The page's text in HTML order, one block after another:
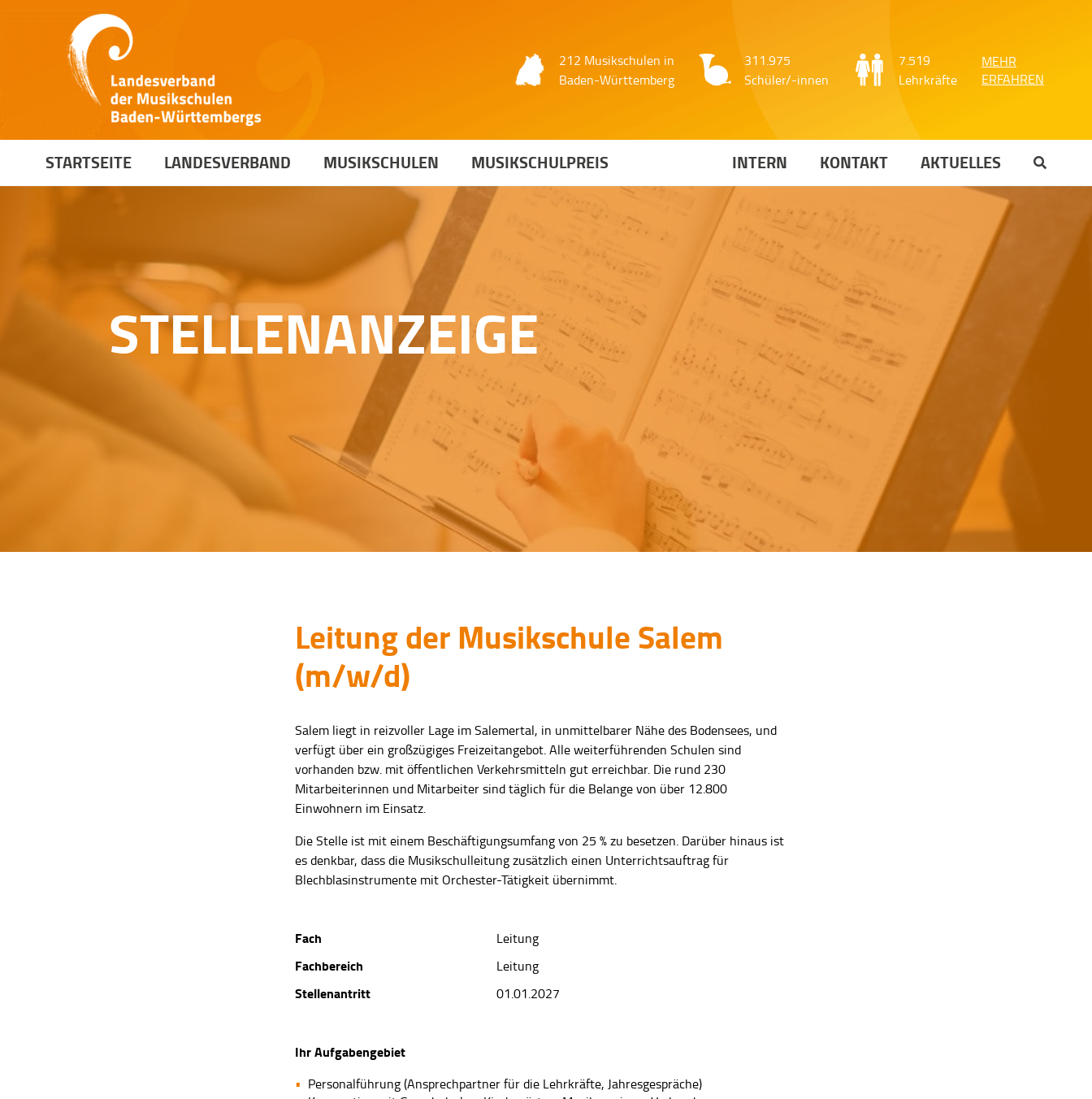
212 Musikschulen in
Baden-Württemberg
311.975
Schüler/-innen
7.519
Lehrkräfte
MEHR
ERFAHREN
STARTSEITE LANDESVERBAND MUSIKSCHULEN MUSIKSCHULPREIS INTERN KONTAKT AKTUELLES
STELLENANZEIGE
Leitung der Musikschule Salem
(m/w/d)
Salem liegt in reizvoller Lage im Salemertal, in unmittelbarer Nähe des Bodensees, und
verfügt über ein großzügiges Freizeitangebot. Alle weiterführenden Schulen sind
vorhanden bzw. mit öffentlichen Verkehrsmitteln gut erreichbar. Die rund 230
Mitarbeiterinnen und Mitarbeiter sind täglich für die Belange von über 12.800
Einwohnern im Einsatz.
Die Stelle ist mit einem Beschäftigungsumfang von 25 % zu besetzen. Darüber hinaus ist
es denkbar, dass die Musikschulleitung zusätzlich einen Unterrichtsauftrag für
Blechblasinstrumente mit Orchester-Tätigkeit übernimmt.
Fach Leitung
Fachbereich Leitung
Stellenantritt 01.01.2027
Ihr Aufgabengebiet
Personalführung (Ansprechpartner für die Lehrkräfte, Jahresgespräche)